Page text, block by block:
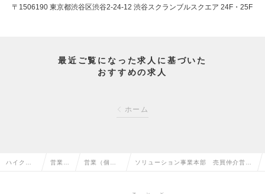
〒1506190 東京都渋谷区渋谷2-24-12 渋谷スクランブルスクエア 24F・25F
最近ご覧になった求人に基づいた
おすすめの求人
ホーム
ハイクラ 営業系 営業（個人 ソリューション事業本部 売買仲介営業